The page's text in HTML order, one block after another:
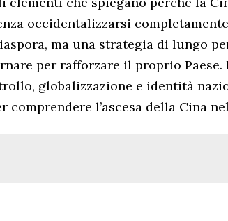
occidentalizzarsi
ma una strategia di lungo
per rafforzare il proprio Paese.
globalizzazione e identità
l’ascesa della Cina